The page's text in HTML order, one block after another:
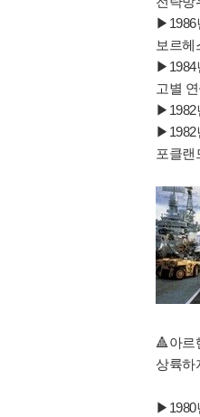
▶1986
보르헤
▶1984
고별
▶1982
▶1982
포클랜
🔺️아르
상륙하
▶1980